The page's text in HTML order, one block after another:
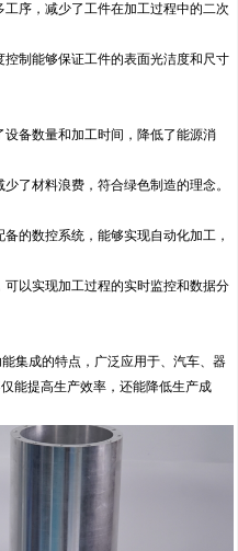
序，减少了工件在加工过程中的二次
制能够保证工件的表面光洁度和尺寸
备数量和加工时间，降低了能源消
了材料浪费，符合绿色制造的理念。
的数控系统，能够实现自动化加工，
以实现加工过程的实时监控和数据分
集成的特点，广泛应用于、汽车、器
能提高生产效率，还能降低生产成